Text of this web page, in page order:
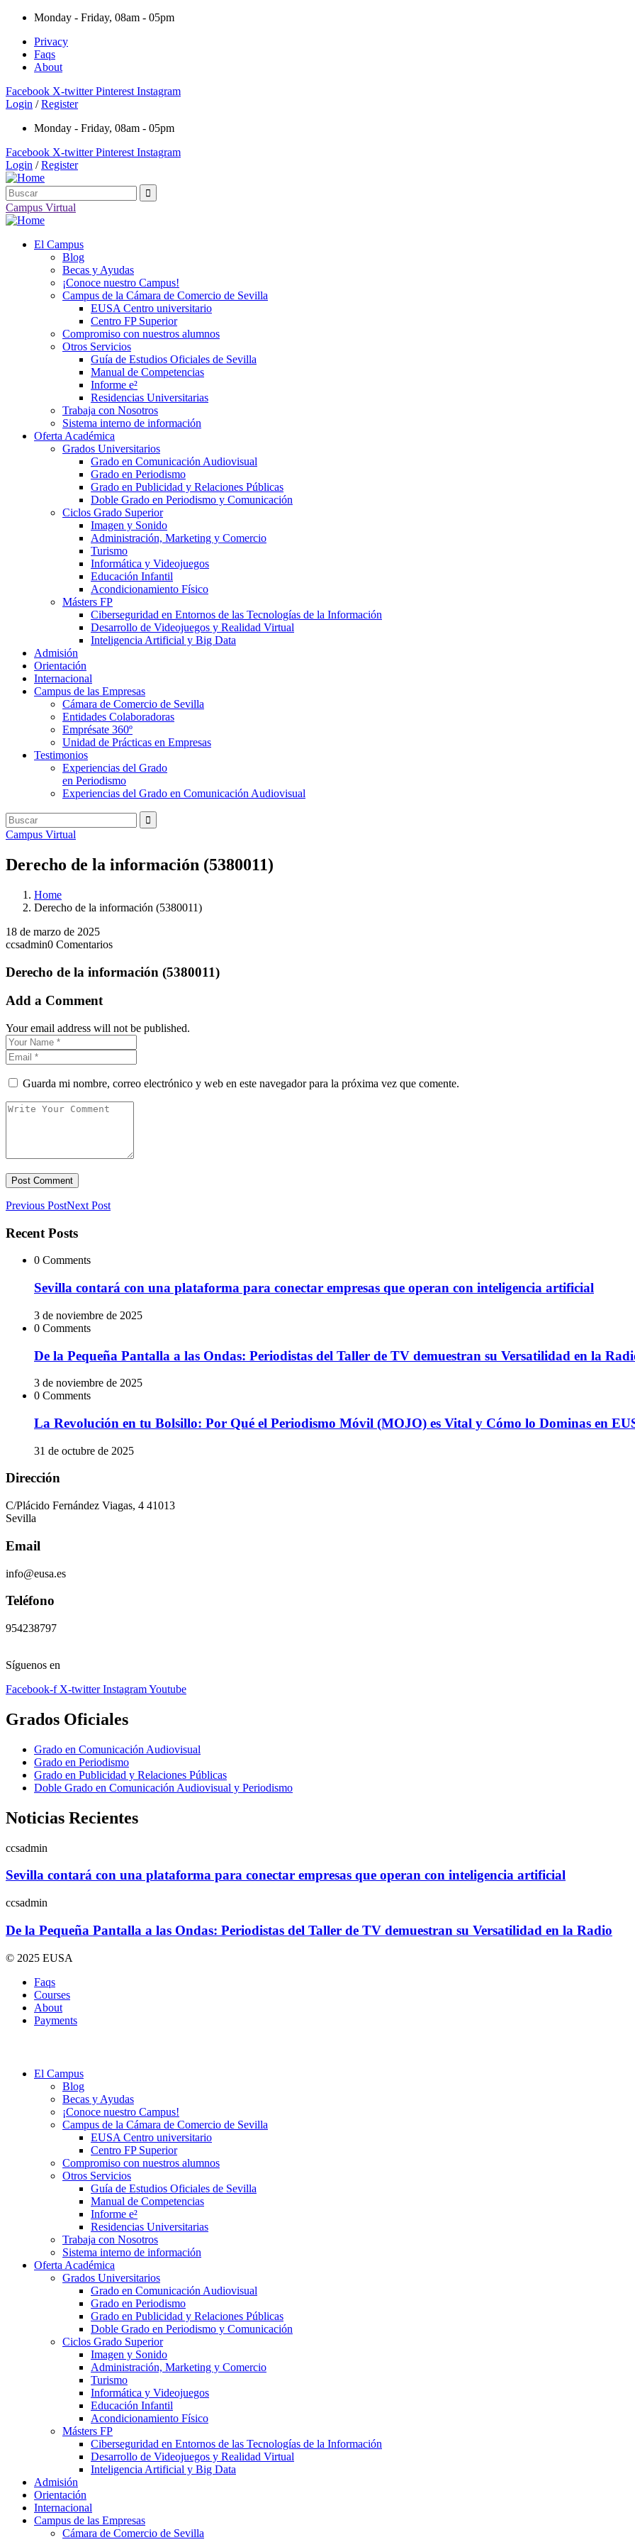
Monday - Friday, 08am - 05pm
Privacy
Faqs
About
Facebook X-twitter Pinterest Instagram
Login / Register
Monday - Friday, 08am - 05pm
Facebook X-twitter Pinterest Instagram
Login / Register
Campus Virtual
El Campus
Blog
Becas y Ayudas
¡Conoce nuestro Campus!
Campus de la Cámara de Comercio de Sevilla
EUSA Centro universitario
Centro FP Superior
Compromiso con nuestros alumnos
Otros Servicios
Guía de Estudios Oficiales de Sevilla
Manual de Competencias
Informe e²
Residencias Universitarias
Trabaja con Nosotros
Sistema interno de información
Oferta Académica
Grados Universitarios
Grado en Comunicación Audiovisual
Grado en Periodismo
Grado en Publicidad y Relaciones Públicas
Doble Grado en Periodismo y Comunicación
Ciclos Grado Superior
Imagen y Sonido
Administración, Marketing y Comercio
Turismo
Informática y Videojuegos
Educación Infantil
Acondicionamiento Físico
Másters FP
Ciberseguridad en Entornos de las Tecnologías de la Información
Desarrollo de Videojuegos y Realidad Virtual
Inteligencia Artificial y Big Data
Admisión
Orientación
Internacional
Campus de las Empresas
Cámara de Comercio de Sevilla
Entidades Colaboradoras
Emprésate 360º
Unidad de Prácticas en Empresas
Testimonios
Experiencias del Grado
en Periodismo
Experiencias del Grado en Comunicación Audiovisual
Campus Virtual
Derecho de la información (5380011)
Home
Derecho de la información (5380011)
18 de marzo de 2025
ccsadmin0 Comentarios
Derecho de la información (5380011)
Add a Comment
Your email address will not be published.
Guarda mi nombre, correo electrónico y web en este navegador para la próxima vez que comente.
Previous PostNext Post
Recent Posts
0 Comments
Sevilla contará con una plataforma para conectar empresas que operan con inteligencia artificial
3 de noviembre de 2025
0 Comments
De la Pequeña Pantalla a las Ondas: Periodistas del Taller de TV demuestran su Versatilidad en la
3 de noviembre de 2025
0 Comments
La Revolución en tu Bolsillo: Por Qué el Periodismo Móvil (MOJO) es Vital y Cómo lo Dominas en
31 de octubre de 2025
Dirección
C/Plácido Fernández Viagas, 4 41013
Sevilla
Email
info@eusa.es
Teléfono
954238797
Síguenos en
Facebook-f X-twitter InstagramYoutube
Grados Oficiales
Grado en Comunicación Audiovisual
Grado en Periodismo
Grado en Publicidad y Relaciones Públicas
Doble Grado en Comunicación Audiovisual y Periodismo
Noticias Recientes
ccsadmin
Sevilla contará con una plataforma para conectar empresas que operan con inteligencia artificial
ccsadmin
De la Pequeña Pantalla a las Ondas: Periodistas del Taller de TV demuestran su Versatilidad en la Radio
© 2025 EUSA
Faqs
Courses
About
Payments
El Campus
Blog
Becas y Ayudas
¡Conoce nuestro Campus!
Campus de la Cámara de Comercio de Sevilla
EUSA Centro universitario
Centro FP Superior
Compromiso con nuestros alumnos
Otros Servicios
Guía de Estudios Oficiales de Sevilla
Manual de Competencias
Informe e²
Residencias Universitarias
Trabaja con Nosotros
Sistema interno de información
Oferta Académica
Grados Universitarios
Grado en Comunicación Audiovisual
Grado en Periodismo
Grado en Publicidad y Relaciones Públicas
Doble Grado en Periodismo y Comunicación
Ciclos Grado Superior
Imagen y Sonido
Administración, Marketing y Comercio
Turismo
Informática y Videojuegos
Educación Infantil
Acondicionamiento Físico
Másters FP
Ciberseguridad en Entornos de las Tecnologías de la Información
Desarrollo de Videojuegos y Realidad Virtual
Inteligencia Artificial y Big Data
Admisión
Orientación
Internacional
Campus de las Empresas
Cámara de Comercio de Sevilla